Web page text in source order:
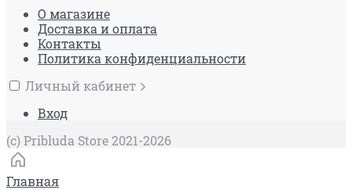
О магазине
Доставка и оплата
Контакты
Политика конфиденциальности
Личный кабинет
Вход
(c) Pribluda Store 2021-2026
Главная